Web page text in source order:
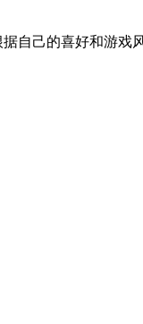
自己的喜好和游戏